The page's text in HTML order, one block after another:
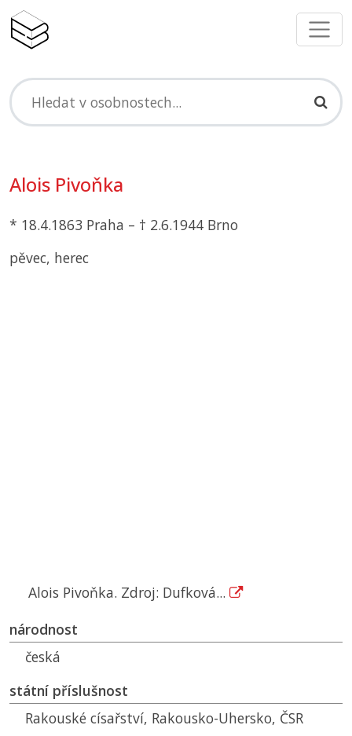
Alois Pivoňka
* 18.4.1863 Praha – † 2.6.1944 Brno
pěvec, herec
Alois Pivoňka. Zdroj: Dufková...
národnost
česká
státní příslušnost
Rakouské císařství, Rakousko-Uhersko, ČSR